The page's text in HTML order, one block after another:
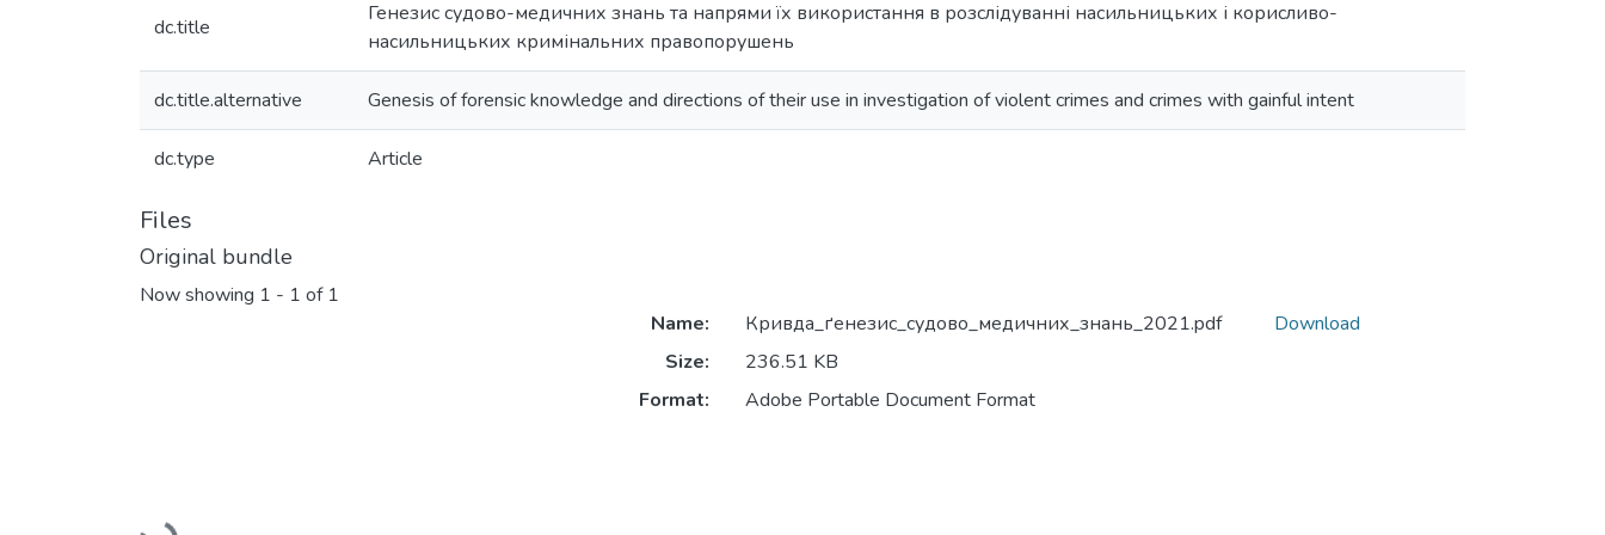
dc.title
Генезис судово-медичних знань та напрями їх використання в розслідуванні насильницьких і корисливо-
насильницьких кримінальних правопорушень
dc.title.alternative Genesis of forensic knowledge and directions of their use in investigation of violent crimes and crimes with gainful intent
dc.type Article
Files
Original bundle
Now showing 1 - 1 of 1
Name:
Кривда_ґенезис_судово_медичних_знань_2021.pdf
Size:
236.51 KB
Format:
Adobe Portable Document Format
Download